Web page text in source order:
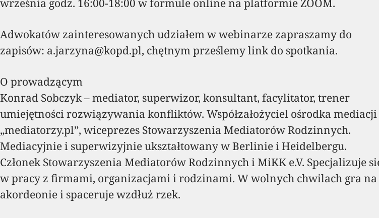
września godz. 16:00-18:00 w formule online na platformie ZOOM.
Adwokatów zainteresowanych udziałem w webinarze zapraszamy do
zapisów: a.jarzyna@kopd.pl, chętnym prześlemy link do spotkania.
O prowadzącym
Konrad Sobczyk – mediator, superwizor, konsultant, facylitator, trener
umiejętności rozwiązywania konfliktów. Współzałożyciel ośrodka mediacji
„mediatorzy.pl”, wiceprezes Stowarzyszenia Mediatorów Rodzinnych.
Mediacyjnie i superwizyjnie ukształtowany w Berlinie i Heidelbergu.
Członek Stowarzyszenia Mediatorów Rodzinnych i MiKK e.V. Specjalizuje
w pracy z firmami, organizacjami i rodzinami. W wolnych chwilach gra na
akordeonie i spaceruje wzdłuż rzek.